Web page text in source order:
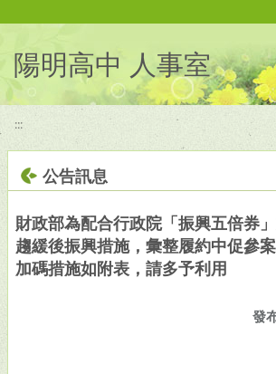
陽明高中 人事室
:::
公告訊息
財政部為配合行政院「振興五倍券
趨緩後振興措施，彙整履約中促參
加碼措施如附表，請多予利用
發